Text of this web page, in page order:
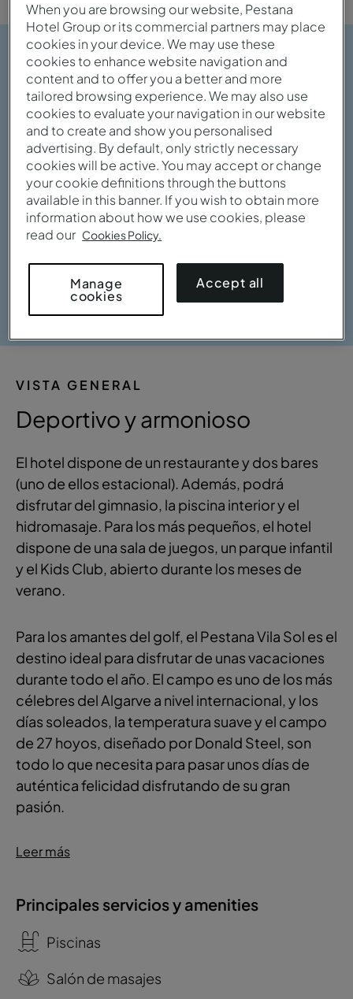
Ver galería
VISTA GENERAL
Deportivo y armonioso
El hotel dispone de un restaurante y dos bares
(uno de ellos estacional). Además, podrá
disfrutar del gimnasio, la piscina interior y el
hidromasaje. Para los más pequeños, el hotel
dispone de una sala de juegos, un parque infantil
y el Kids Club, abierto durante los meses de
verano.
Para los amantes del golf, el Pestana Vila Sol es el
destino ideal para disfrutar de unas vacaciones
durante todo el año. El campo es uno de los más
célebres del Algarve a nivel internacional, y los
días soleados, la temperatura suave y el campo
de 27 hoyos, diseñado por Donald Steel, son
todo lo que necesita para pasar unos días de
auténtica felicidad disfrutando de su gran
pasión.
Leer más
Principales servicios y amenities
Piscinas
Salón de masajes
When you are browsing our website, Pestana
Hotel Group or its commercial partners may place
cookies in your device. We may use these
cookies to enhance website navigation and
content and to offer you a better and more
tailored browsing experience. We may also use
cookies to evaluate your navigation in our website
and to create and show you personalised
advertising. By default, only strictly necessary
cookies will be active. You may accept or change
your cookie definitions through the buttons
available in this banner. If you wish to obtain more
information about how we use cookies, please
read our Cookies Policy.
Manage
cookies
Accept all